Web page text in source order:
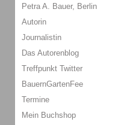
Petra A. Bauer, Berlin
Autorin
Journalistin
Das Autorenblog
Treffpunkt Twitter
BauernGartenFee
Termine
Mein Buchshop